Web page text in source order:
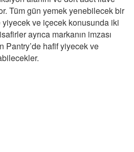
Tüm gün yemek yenebilecek bir
ve içecek konusunda iki
ayrıca markanın imzası
Pantry’de hafif yiyecek ve